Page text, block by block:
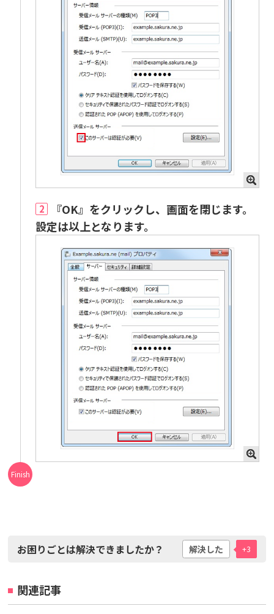
2
『OK』をクリックし、画面を閉じます。
設定は以上となります。
お困りごとは解決できましたか？ 解決した +3
関連記事